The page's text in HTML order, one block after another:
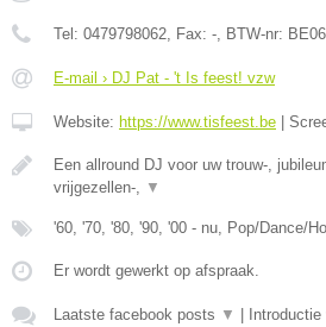
Tel: 0479798062 , Fax: - , BTW-nr:
E-mail › DJ Pat - 't Is feest! vzw
Website: https://www.tisfeest.be |
Een allround DJ voor uw trouw-,
vrijgezellen-,
▼
'60, '70, '80, '90, '00 - nu, Pop/Dance/
Er wordt gewerkt op afspraak.
Laatste facebook posts ▼ | Introductie